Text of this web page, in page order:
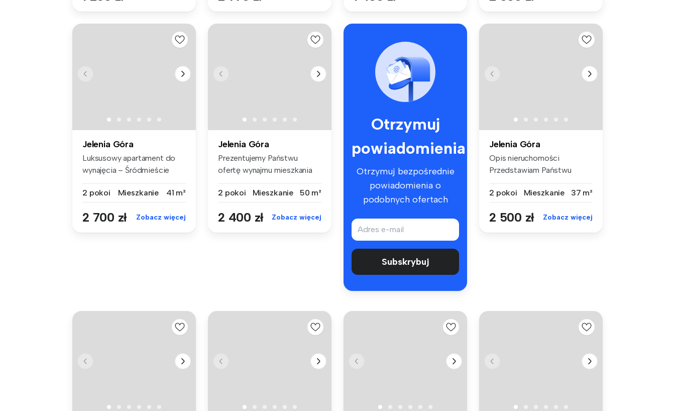
Jelenia Góra
Luksusowy apartament do
wynajęcia – Śródmieście
2 pokoi
Mieszkanie 41 m²
2 700 zł Zobacz więcej
Jelenia Góra
Prezentujemy Państwu
ofertę wynajmu mieszkania
2 pokoi
Mieszkanie 50 m²
2 400 zł Zobacz więcej
Otrzymuj
powiadomienia
Otrzymuj bezpośrednie
powiadomienia o
podobnych ofertach
Subskrybuj
Jelenia Góra
Opis nieruchomości
Przedstawiam Państwu
2 pokoi
Mieszkanie 37 m²
2 500 zł Zobacz więcej